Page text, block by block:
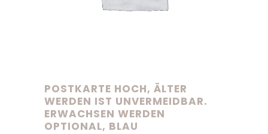
POSTKARTE HOCH, ÄLTER
WERDEN IST UNVERMEIDBAR.
ERWACHSEN WERDEN
OPTIONAL, BLAU